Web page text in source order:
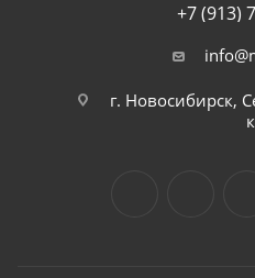
+7 (913)
г. Новосибирск,